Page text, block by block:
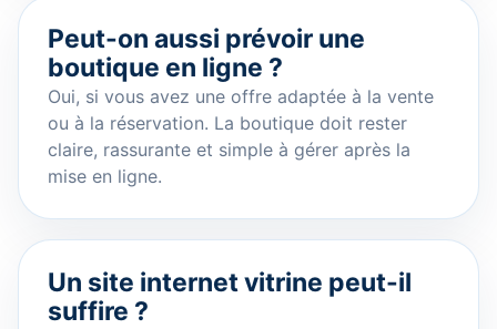
Peut-on aussi prévoir une
boutique en ligne ?
Oui, si vous avez une offre adaptée à la vente
ou à la réservation. La boutique doit rester
claire, rassurante et simple à gérer après la
mise en ligne.
Un site internet vitrine peut-il
suffire ?